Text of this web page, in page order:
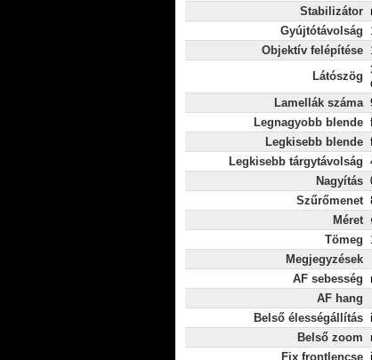
Stabilizátor
Gyújtótávolság
Objektív felépítése
Látószög
Lamellák száma
Legnagyobb blende
Legkisebb blende
Legkisebb tárgytávolság
Nagyítás
Szűrőmenet
Méret
Tömeg
Megjegyzések
AF sebesség
AF hang
Belső élességállítás
Belső zoom
Fix frontlencse